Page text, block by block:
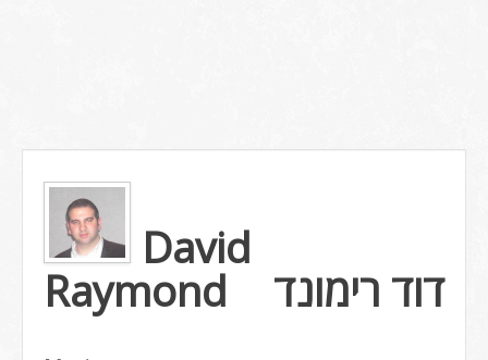
David
Raymond דוד רימונד